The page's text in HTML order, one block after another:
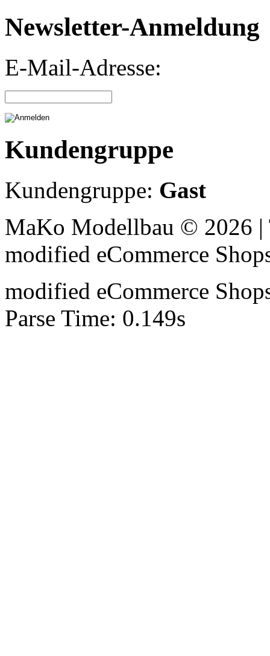
Newsletter-Anmeldung
E-Mail-Adresse:
Kundengruppe
Kundengruppe: Gast
MaKo Modellbau © 2026
modified eCommerce
modified eCommerce
Parse Time: 0.149s